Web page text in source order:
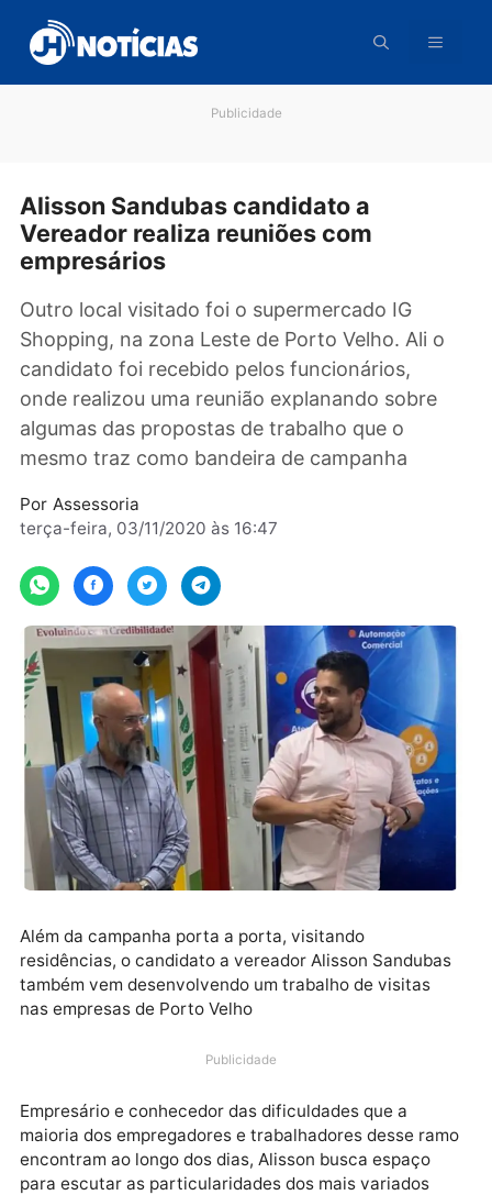
para
conteúdo
Alisson Sandubas candidato a
Vereador realiza reuniões com
Outro local visitado foi o supermercado IG
Shopping, na zona Leste de Porto Velho. Ali
candidato foi recebido pelos funcionários,
onde realizou uma reunião explanando sobre
algumas das propostas de trabalho que o
mesmo traz como bandeira de campanha
terça-feira, 03/11/2020 às 16:47
residências, o candidato a vereador Alisson
nas empresas de Porto Velho
Publicidade